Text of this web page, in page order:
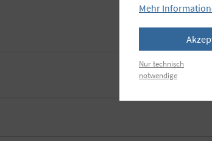
Mehr
Nur technisch
notwendige